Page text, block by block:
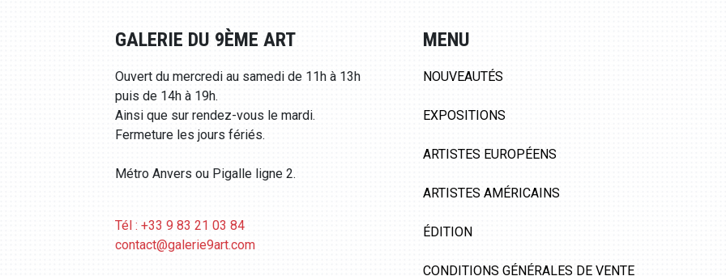
GALERIE DU 9ÈME ART
Ouvert du mercredi au samedi de 11h à 13h
puis de 14h à 19h.
Ainsi que sur rendez-vous le mardi.
Fermeture les jours fériés.
Métro Anvers ou Pigalle ligne 2.
Tél : +33 9 83 21 03 84
contact@galerie9art.com
MENU
NOUVEAUTÉS
EXPOSITIONS
ARTISTES EUROPÉENS
ARTISTES AMÉRICAINS
ÉDITION
CONDITIONS GÉNÉRALES DE VENTE